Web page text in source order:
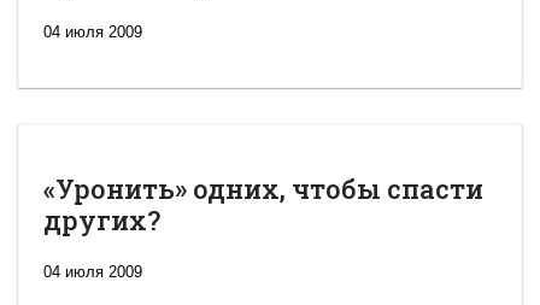
04 июля 2009
«Уронить» одних, чтобы спасти
других?
04 июля 2009